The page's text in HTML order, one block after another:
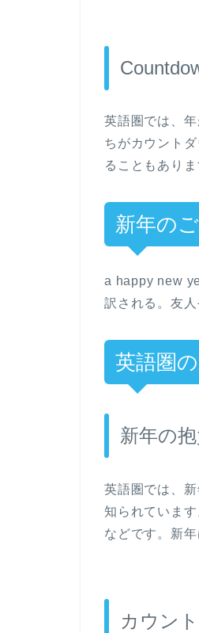
英語圏では、
ちがカウント
ることもありま
新年の
a happy new
訳される。友
英語圏
新年の抱
英語圏では、
知られていま
などです。新
カウン